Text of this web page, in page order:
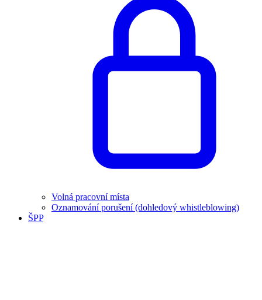
Volná pracovní místa
Oznamování porušení (dohledový whistleblowing)
ŠPP